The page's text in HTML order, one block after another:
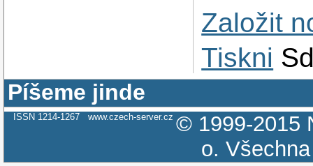
Založit
Tiskni
Píšeme jinde
ISSN 1214-1267 www.czech-server.cz © 1999-2015
o.